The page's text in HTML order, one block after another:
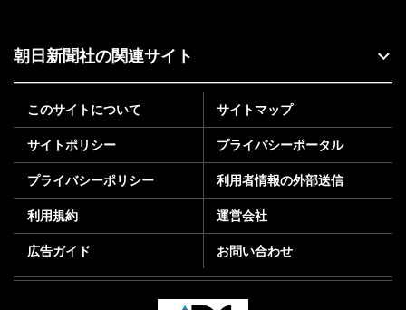
朝日新聞社の関連サイト
このサイトについて サイトマップ
サイトポリシー プライバシーポータル
プライバシーポリシー 利用者情報の外部送信
利用規約 運営会社
広告ガイド お問い合わせ